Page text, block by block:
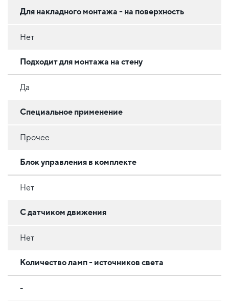
Для накладного монтажа - на поверхность
Нет
Подходит для монтажа на стену
Да
Специальное применение
Прочее
Блок управления в комплекте
Нет
С датчиком движения
Нет
Количество ламп - источников света
-